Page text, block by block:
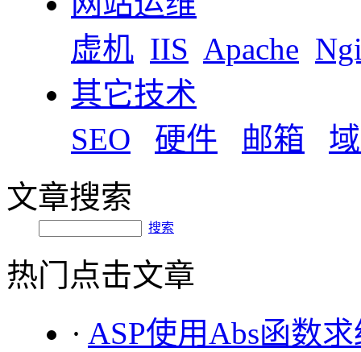
虚机 IIS Apache
其它技术
SEO
硬件 邮箱
文章搜索
搜索
热门点击文章
· ASP使用Abs函数